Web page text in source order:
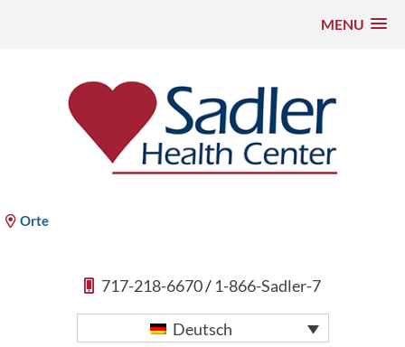
MENU
Orte
717-218-6670/ 1-866-Sadler-7
Deutsch